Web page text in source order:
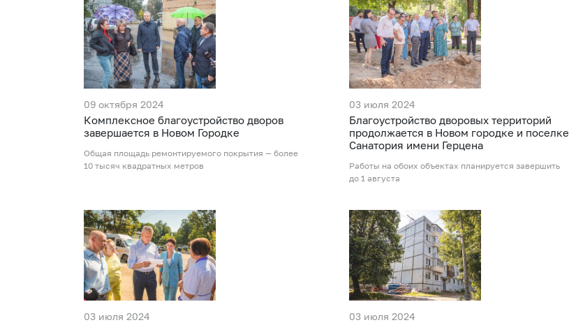
09 октября 2024
Комплексное благоустройство дворов
завершается в Новом Городке
Общая площадь ремонтируемого покрытия — более
10 тысяч квадратных метров
03 июля 2024
Благоустройство дворовых территорий
продолжается в Новом городке и поселке
Санатория имени Герцена
Работы на обоих объектах планируется завершить
до 1 августа
03 июля 2024 03 июля 2024